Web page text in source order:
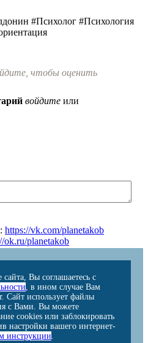
#Психолог #Психология
чтобы оценить
войдите или
https://vk.com/planetakob
ok.ru/planetakob
Вы соглашаетесь с
, в ином случае Вам
Сайт использует файлы
с Вами. Вы можете
cookies или заблокировать
настройки вашего интернет-
инструкции.